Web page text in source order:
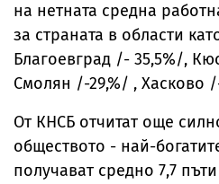
на нетната средна
за страната в области
Благоевград /- 35,5%/,
Смолян /-29,%/ , Хасково
От КНСБ отчитат още
обществото - най-
получават средно 7,7